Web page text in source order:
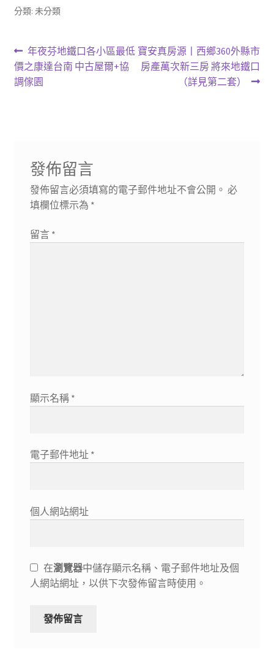
分類: 未分類
文
章
上
一
篇
年夜芬地鐵口各小區最低
價之康達台南 中古屋爾+協
調傢園
下
一
寶安真房源丨西鄉360外縣市
房產萬次新三房 將來地鐵口
（詳見第二套）
發佈留言
發佈留言必須填寫的電子郵件地址不會公開。 必
填欄位標示為 *
留言 *
顯示名稱 *
電子郵件地址 *
個人網站網址
在瀏覽器中儲存顯示名稱、電子郵件地址及個
人網站網址，以供下次發佈留言時使用。